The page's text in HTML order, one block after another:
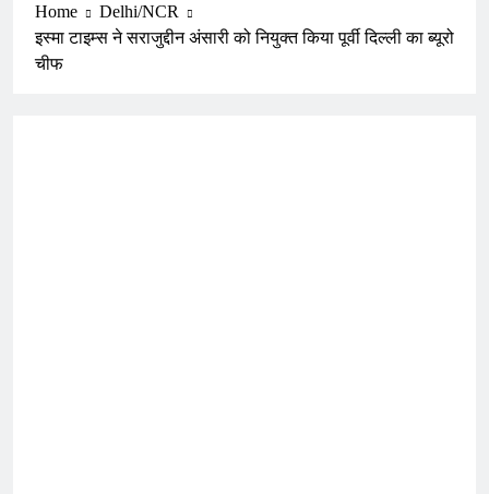
Home
Delhi/NCR
इस्मा टाइम्स ने सराजुद्दीन अंसारी को नियुक्त किया पूर्वी दिल्ली का ब्यूरो
चीफ